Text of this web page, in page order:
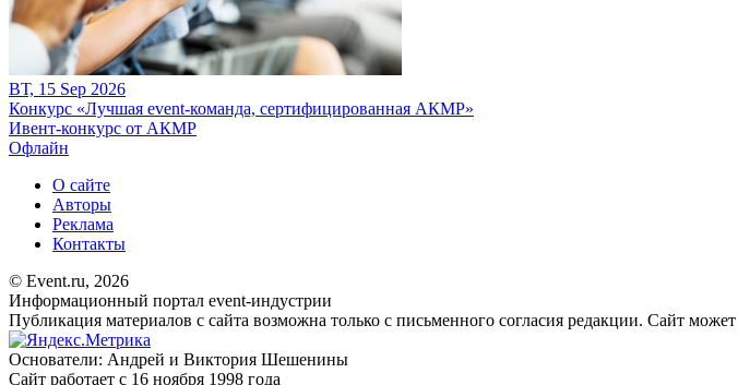
ВТ, 15 Sep 2026
Конкурс «Лучшая event-команда, сертифицированная АКМР»
Ивент-конкурс от АКМР
Офлайн
О сайте
Авторы
Реклама
Контакты
© Event.ru, 2026
Информационный портал event-индустрии
Публикация материалов с сайта возможна только с письменного согласия редакции. Сайт
Основатели: Андрей и Виктория Шешенины
Сайт работает с 16 ноября 1998 года